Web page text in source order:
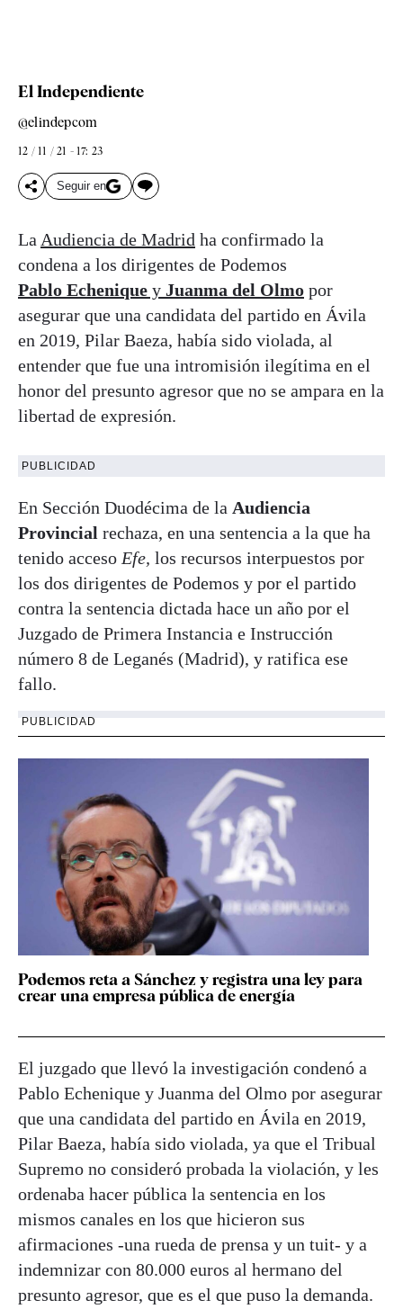
El Independiente
@elindepcom
12 / 11 / 21 - 17: 23
Seguir en
La Audiencia de Madrid ha confirmado la
condena a los dirigentes de Podemos
Pablo Echenique y Juanma del Olmo por
asegurar que una candidata del partido en Ávila
en 2019, Pilar Baeza, había sido violada, al
entender que fue una intromisión ilegítima en el
honor del presunto agresor que no se ampara en la
libertad de expresión.
PUBLICIDAD
En Sección Duodécima de la Audiencia
Provincial rechaza, en una sentencia a la que ha
tenido acceso Efe, los recursos interpuestos por
los dos dirigentes de Podemos y por el partido
contra la sentencia dictada hace un año por el
Juzgado de Primera Instancia e Instrucción
número 8 de Leganés (Madrid), y ratifica ese
fallo.
PUBLICIDAD
Podemos reta a Sánchez y registra una ley para
crear una empresa pública de energía
El juzgado que llevó la investigación condenó a
Pablo Echenique y Juanma del Olmo por asegurar
que una candidata del partido en Ávila en 2019,
Pilar Baeza, había sido violada, ya que el Tribual
Supremo no consideró probada la violación, y les
ordenaba hacer pública la sentencia en los
mismos canales en los que hicieron sus
afirmaciones -una rueda de prensa y un tuit- y a
indemnizar con 80.000 euros al hermano del
presunto agresor, que es el que puso la demanda.